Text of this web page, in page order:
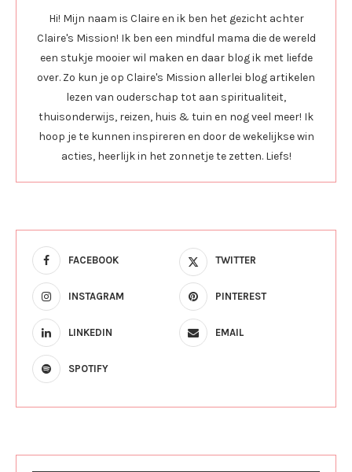
Hi! Mijn naam is Claire en ik ben het gezicht achter
Claire's Mission! Ik ben een mindful mama die de wereld
een stukje mooier wil maken en daar blog ik met liefde
over. Zo kun je op Claire's Mission allerlei blog artikelen
lezen van ouderschap tot aan spiritualiteit,
thuisonderwijs, reizen, huis & tuin en nog veel meer! Ik
hoop je te kunnen inspireren en door de wekelijkse win
acties, heerlijk in het zonnetje te zetten. Liefs!
FACEBOOK TWITTER
INSTAGRAM PINTEREST
LINKEDIN EMAIL
SPOTIFY